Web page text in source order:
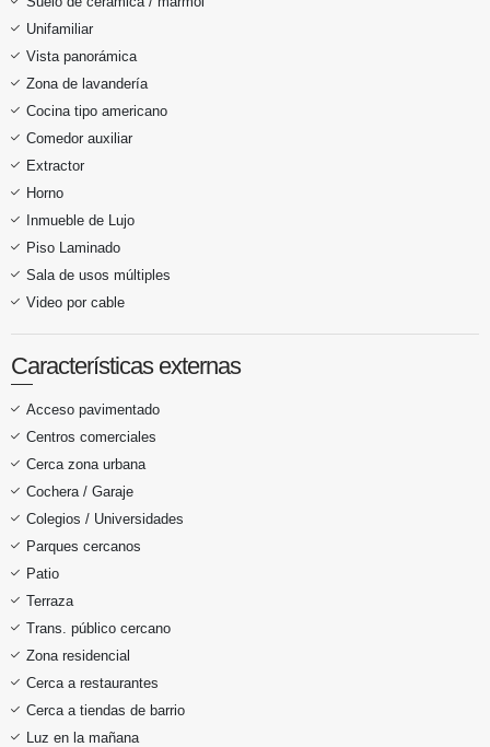
Unifamiliar
Vista panorámica
Zona de lavandería
Cocina tipo americano
Comedor auxiliar
Extractor
Horno
Inmueble de Lujo
Piso Laminado
Sala de usos múltiples
Video por cable
Características externas
Acceso pavimentado
Centros comerciales
Cerca zona urbana
Cochera / Garaje
Colegios / Universidades
Parques cercanos
Patio
Terraza
Trans. público cercano
Zona residencial
Cerca a restaurantes
Cerca a tiendas de barrio
Luz en la mañana